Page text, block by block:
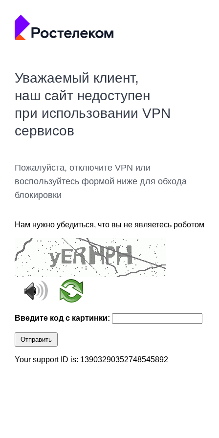
Уважаемый клиент,
наш сайт недоступен
при использовании VPN
сервисов
Пожалуйста, отключите VPN или
воспользуйтесь формой ниже для обхода
блокировки
Нам нужно убедиться, что вы не являетесь роботом
Введите код с картинки:
Отправить
Your support ID is: 13903290352748545892